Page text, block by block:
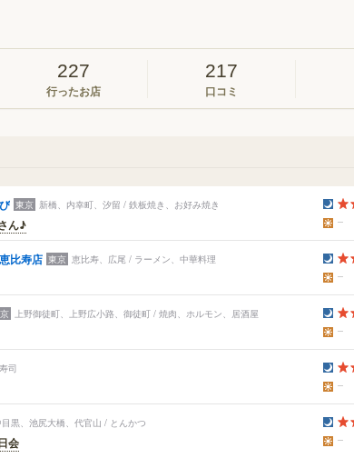
227
行ったお店
217
口コミ
東京 新橋、内幸町、汐留 / 鉄板焼き、お好み焼き
ん♪
比寿店 東京 恵比寿、広尾 / ラーメン、中華料理
上野御徒町、上野広小路、御徒町 / 焼肉、ホルモン、居酒屋
司
黒、池尻大橋、代官山 / とんかつ
会